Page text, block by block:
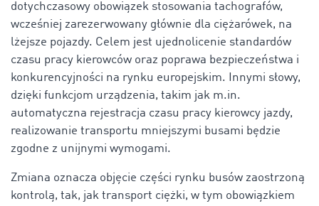
dotychczasowy obowiązek stosowania tachografów,
wcześniej zarezerwowany głównie dla ciężarówek, na
lżejsze pojazdy. Celem jest ujednolicenie standardów
czasu pracy kierowców oraz poprawa bezpieczeństwa i
konkurencyjności na rynku europejskim. Innymi słowy,
dzięki funkcjom urządzenia, takim jak m.in.
automatyczna rejestracja czasu pracy kierowcy jazdy,
realizowanie transportu mniejszymi busami będzie
zgodne z unijnymi wymogami.
Zmiana oznacza objęcie części rynku busów zaostrzoną
kontrolą, tak, jak transport ciężki, w tym obowiązkiem